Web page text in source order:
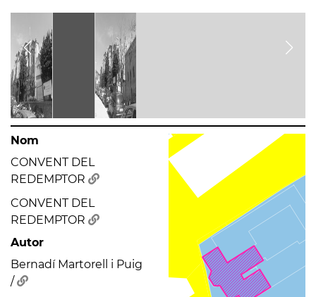
Nom
CONVENT DEL
REDEMPTOR
CONVENT DEL
REDEMPTOR
Autor
Bernadí Martorell i Puig
/